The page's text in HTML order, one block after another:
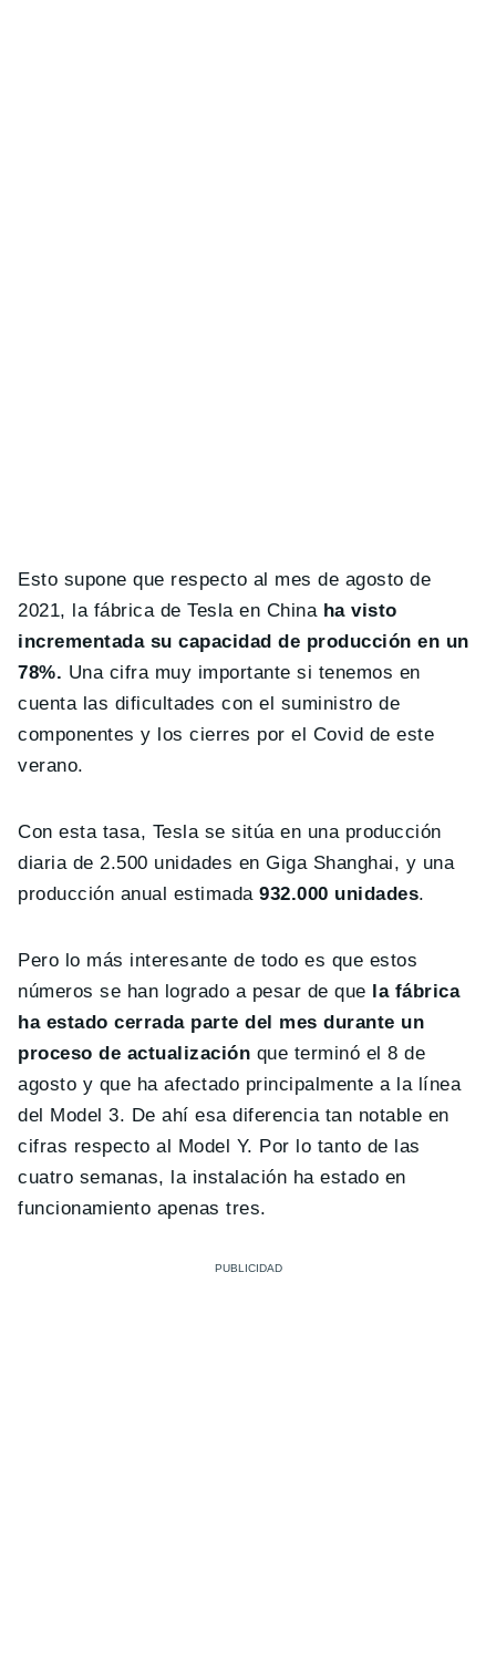
Esto supone que respecto al mes de agosto de
2021, la fábrica de Tesla en China ha visto
incrementada su capacidad de producción en un
78%. Una cifra muy importante si tenemos en
cuenta las dificultades con el suministro de
componentes y los cierres por el Covid de este
verano.
Con esta tasa, Tesla se sitúa en una producción
diaria de 2.500 unidades en Giga Shanghai, y una
producción anual estimada932.000 unidades.
Pero lo más interesante de todo es que estos
números se han logrado a pesar de que la fábrica
ha estado cerrada parte del mes durante un
proceso de actualización que terminó el 8 de
agosto y que ha afectado principalmente a la línea
del Model 3. De ahí esa diferencia tan notable en
cifras respecto al Model Y. Por lo tanto de las
cuatro semanas, la instalación ha estado en
funcionamiento apenas tres.